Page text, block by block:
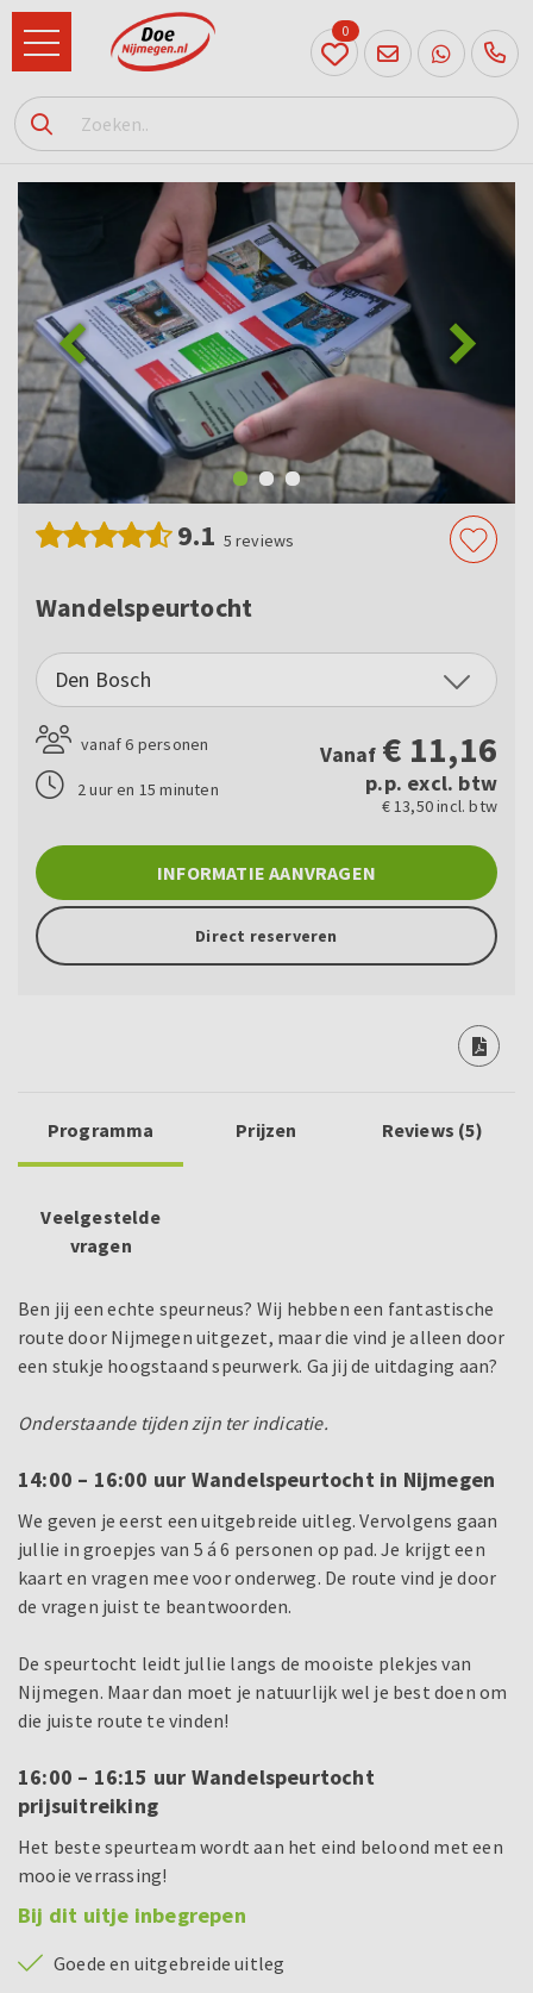
024
204
20 31
0
9.1 5 reviews
Wandelspeurtocht
Den Bosch
vanaf 6 personen
2 uur en 15 minuten
Vanaf € 11,16
p.p. excl. btw
€ 13,50 incl. btw
INFORMATIE AANVRAGEN
Direct reserveren
Programma Prijzen Reviews (5)
Veelgestelde
vragen
Ben jij een echte speurneus? Wij hebben een fantastische
route door Nijmegen uitgezet, maar die vind je alleen door
een stukje hoogstaand speurwerk. Ga jij de uitdaging aan?
Onderstaande tijden zijn ter indicatie.
14:00 – 16:00 uur Wandelspeurtocht in Nijmegen
We geven je eerst een uitgebreide uitleg. Vervolgens gaan
jullie in groepjes van 5 á 6 personen op pad. Je krijgt een
kaart en vragen mee voor onderweg. De route vind je door
de vragen juist te beantwoorden.
De speurtocht leidt jullie langs de mooiste plekjes van
Nijmegen. Maar dan moet je natuurlijk wel je best doen om
die juiste route te vinden!
16:00 – 16:15 uur Wandelspeurtocht
prijsuitreiking
Het beste speurteam wordt aan het eind beloond met een
mooie verrassing!
Bij dit uitje inbegrepen
Goede en uitgebreide uitleg